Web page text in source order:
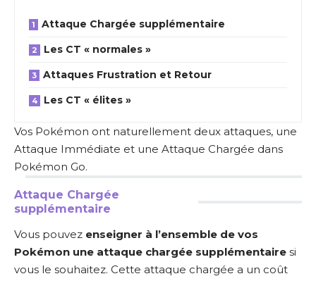
Attaque Chargée supplémentaire
Les CT « normales »
Attaques Frustration et Retour
Les CT « élites »
Vos Pokémon ont naturellement deux attaques, une
Attaque Immédiate et une Attaque Chargée dans
Pokémon Go.
Attaque Chargée
supplémentaire
Vous pouvez enseigner à l’ensemble de vos
Pokémon une attaque chargée supplémentaire si
vous le souhaitez. Cette attaque chargée a un coût